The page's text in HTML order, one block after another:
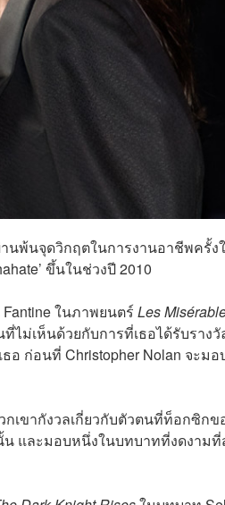
านพ้นจุดวิกฤตในการงานอาชีพครั้
ขึ้นในช่วงปี 2010
ในภาพยนตร์ Les
ไม่เห็นด้วยกับการที่เธอได้รับราง
ก่อนที่ Christopher Nolan จะมอ
กเขากังวลเกี่ยวกับตัวตนที่ท็อกซิกข
น และมอบหนึ่งในบทบาทที่งดงาม